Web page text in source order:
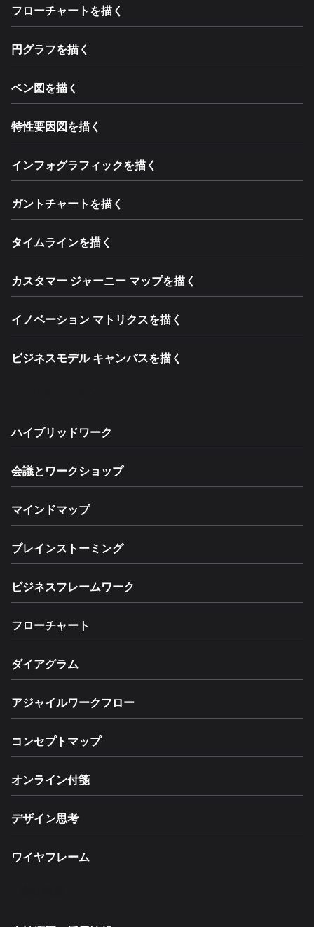
フローチャートを描く
円グラフを描く
ベン図を描く
特性要因図を描く
インフォグラフィックを描く
ガントチャートを描く
タイムラインを描く
カスタマー ジャーニー マップを描く
イノベーション マトリクスを描く
ビジネスモデル キャンバスを描く
ハイブリッドワーク
会議とワークショップ
マインドマップ
ブレインストーミング
ビジネスフレームワーク
フローチャート
ダイアグラム
アジャイルワークフロー
コンセプトマップ
オンライン付箋
デザイン思考
ワイヤフレーム